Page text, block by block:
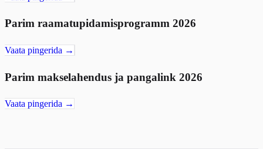
Parim raamatupidamisprogramm 2026
Vaata pingerida →
Parim makselahendus ja pangalink 2026
Vaata pingerida →